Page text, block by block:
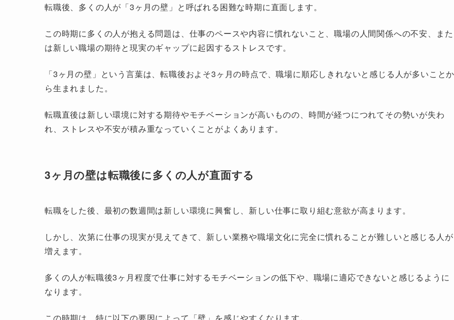
転職後、多くの人が「3ヶ月の壁」と呼ばれる困難な時期に直面します。
この時期に多くの人が抱える問題は、仕事のペースや内容に慣れないこと、職場の人間関係への不安、また
は新しい職場の期待と現実のギャップに起因するストレスです。
「3ヶ月の壁」という言葉は、転職後およそ3ヶ月の時点で、職場に順応しきれないと感じる人が多いこと
ら生まれました。
転職直後は新しい環境に対する期待やモチベーションが高いものの、時間が経つにつれてその勢いが失わ
れ、ストレスや不安が積み重なっていくことがよくあります。
3ヶ月の壁は転職後に多くの人が直面する
転職をした後、最初の数週間は新しい環境に興奮し、新しい仕事に取り組む意欲が高まります。
しかし、次第に仕事の現実が見えてきて、新しい業務や職場文化に完全に慣れることが難しいと感じる人が
増えます。
多くの人が転職後3ヶ月程度で仕事に対するモチベーションの低下や、職場に適応できないと感じるように
なります。
この時期は、特に以下の要因によって「壁」を感じやすくなります。